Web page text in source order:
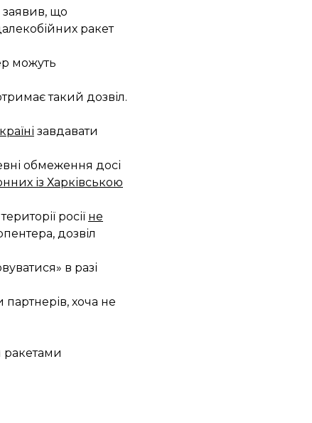
заявив, що
ракет
можуть
такий дозвіл.
завдавати
обмеження досі
із Харківською
росії не
дозвіл
в разі
хоча не
ракетами